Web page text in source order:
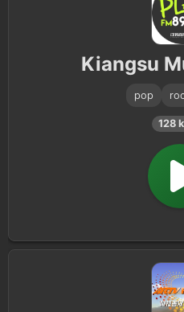
Kiangsu
pop
128